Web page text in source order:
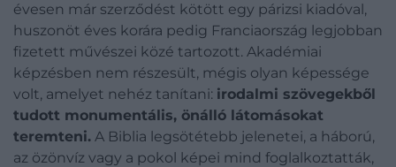
évesen már szerződést kötött egy párizsi kiadóval,
huszonöt éves korára pedig Franciaország legjobban
fizetett művészei közé tartozott. Akadémiai
képzésben nem részesült, mégis olyan képessége
volt, amelyet nehéz tanítani: irodalmi szövegekből
tudott monumentális, önálló látomásokat
teremteni. A Biblia legsötétebb jelenetei, a háború,
az özönvíz vagy a pokol képei mind foglalkoztatták,